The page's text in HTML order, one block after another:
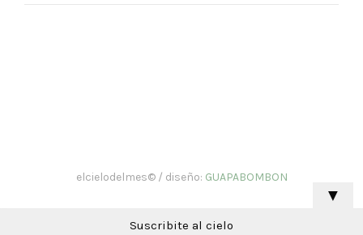
elcielodelmes© / diseño: GUAPABOMBON
▼
Suscribite al cielo